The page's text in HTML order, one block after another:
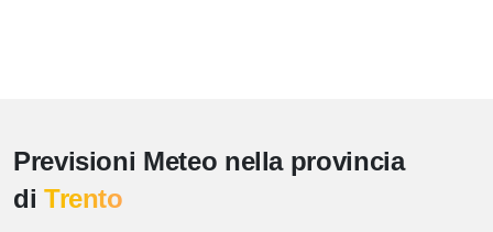
Previsioni Meteo nella provincia
di Trento